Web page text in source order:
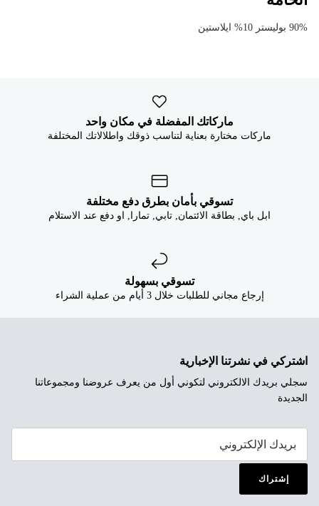
90% بوليستر 10% ايلاستين
ماركاتك المفضلة في مكان واحد
ماركات مختارة بعناية لتناسب ذوقك واطلالاتك المختلفة
تسوقي بأمان بطرق دفع مختلفة
ابل باي, بطاقة الائتمان, تابي, تمارا, او دفع عند الاستلام
تسوقي بسهولة
إرجاع مجاني للطلبات خلال 3 أيام من عملية الشراء
اشتركي في نشرتنا الإخبارية
سجلي بريدك الالكتروني لتكوني أول من يعرف عروضنا ومجموعاتنا
الجديدة
إشتراك